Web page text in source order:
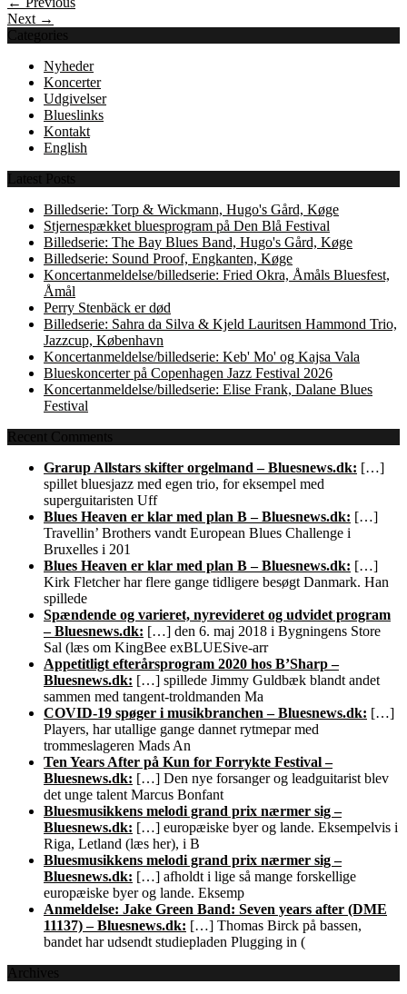
Next →
Categories
Nyheder
Koncerter
Udgivelser
Blueslinks
Kontakt
English
Latest Posts
Billedserie: Torp & Wickmann, Hugo's Gård, Køge
Stjernespækket bluesprogram på Den Blå Festival
Billedserie: The Bay Blues Band, Hugo's Gård, Køge
Billedserie: Sound Proof, Engkanten, Køge
Koncertanmeldelse/billedserie: Fried Okra, Åmåls Bluesfest,
Åmål
Perry Stenbäck er død
Billedserie: Sahra da Silva & Kjeld Lauritsen Hammond Trio,
Jazzcup, København
Koncertanmeldelse/billedserie: Keb' Mo' og Kajsa Vala
Blueskoncerter på Copenhagen Jazz Festival 2026
Koncertanmeldelse/billedserie: Elise Frank, Dalane Blues
Festival
Recent Comments
Grarup Allstars skifter orgelmand – Bluesnews.dk: […]
spillet bluesjazz med egen trio, for eksempel med
superguitaristen Uff
Blues Heaven er klar med plan B – Bluesnews.dk: […]
Travellin’ Brothers vandt European Blues Challenge i
Bruxelles i 201
Blues Heaven er klar med plan B – Bluesnews.dk: […]
Kirk Fletcher har flere gange tidligere besøgt Danmark. Han
spillede
Spændende og varieret, nyrevideret og udvidet program
– Bluesnews.dk: […] den 6. maj 2018 i Bygningens Store
Sal (læs om KingBee exBLUESive-arr
Appetitligt efterårsprogram 2020 hos B’Sharp –
Bluesnews.dk: […] spillede Jimmy Guldbæk blandt andet
sammen med tangent-troldmanden Ma
COVID-19 spøger i musikbranchen – Bluesnews.dk: […]
Players, har utallige gange dannet rytmepar med
trommeslageren Mads An
Ten Years After på Kun for Forrykte Festival –
Bluesnews.dk: […] Den nye forsanger og leadguitarist blev
det unge talent Marcus Bonfant
Bluesmusikkens melodi grand prix nærmer sig –
Bluesnews.dk: […] europæiske byer og lande. Eksempelvis i
Riga, Letland (læs her), i B
Bluesmusikkens melodi grand prix nærmer sig –
Bluesnews.dk: […] afholdt i lige så mange forskellige
europæiske byer og lande. Eksemp
Anmeldelse: Jake Green Band: Seven years after (DME
11137) – Bluesnews.dk: […] Thomas Birck på bassen,
bandet har udsendt studiepladen Plugging in (
Archives